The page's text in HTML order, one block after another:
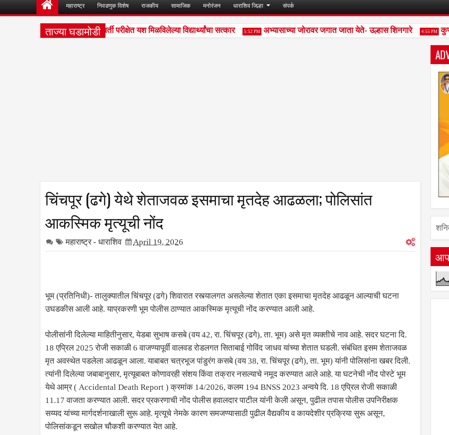
महाराष्ट्र निवडणुक विशेष राजकीय सामाजिक मनोरंजन धाराशिव जिल्हा संपर्क
ताज्या घडामोडी
भोसले हायस्कूलमध्ये शिष्यवर्ती परीक्षेत यश मिळविलेल्या विद्यार्थ्यांचा सत्कार 5:52 PM अभ्यासाच्या जोरावर जगात जाता येते- उल्हास शिनगारे 4:55 PM कुणबी
चिंचपूर (ढगे) येथे शेताजवळ इसमाचा मृतदेह आढळला; पोलिसांत
आकस्मिक मृत्यूची नोंद
महाराष्ट्र - धाराशिव April 19, 2026
भूम (प्रतिनिधी)- तालुक्यातील चिंचपूर (ढगे) शिवारात रस्त्यालगत असलेल्या शेतात एका इसमाचा मृतदेह आढळून आल्याची घटना
उघडकीस आली आहे. याप्रकरणी भूम पोलीस ठाण्यात आकस्मिक मृत्यूची नोंद करण्यात आली आहे.
पोलीसांनी दिलेल्या माहितीनुसार, येडबा सुभाष कसबे (वय 42, रा. चिंचपूर (ढगे), ता. भूम) असे मृत व्यक्तीचे नाव आहे. सदर घटना दि.
18 एप्रिल 2025 रोजी सकाळी 6 वाजण्यापूर्वी वालवड रोडलगत सिताबाई गोविंद जाधव यांच्या शेतात घडली. संबंधित इसम शेताजवळ
मृत अवस्थेत पडलेला आढळून आला. याबाबत चत्रभूज पांडुरंग कसबे (वय 38, रा. चिंचपूर (ढगे), ता. भूम) यांनी पोलिसांना खबर दिली.
त्यांनी दिलेल्या जबाबानुसार, मृत्यूबाबत कोणावरही संशय किंवा तक्रार नसल्याचे नमूद करण्यात आले आहे. या घटनेची नोंद पोस्टे भूम
येथे आम्र ( Accidental Death Report ) क्रमांक 14/2026, कलम 194 BNSS 2023 अन्वये दि. 18 एप्रिल रोजी सकाळी
11.17 वाजता करण्यात आली. सदर प्रकरणाची नोंद पोलीस हवालदार पाटील यांनी केली असून, पुढील तपास पोलीस उपनिरीक्षक
सय्यद यांच्या मार्गदर्शनाखाली सुरू आहे. मृत्यूचे नेमके कारण समजण्यासाठी पुढील वैद्यकीय व कायदेशीर प्रक्रिया सुरू असून,
पोलिसांकडून सखोल चौकशी करण्यात येत आहे.